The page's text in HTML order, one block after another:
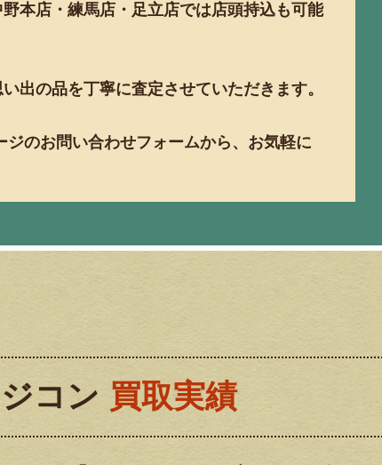
本店・練馬店・足立店では店頭持込も可能
出の品を丁寧に査定させていただきます。
のお問い合わせフォームから、お気軽に
コン 買取実績